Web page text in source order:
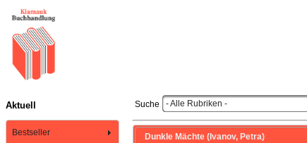
Aktuell
Bestseller
Suche - Alle Rubriken -
Dunkle Mächte (Ivanov, Petra)